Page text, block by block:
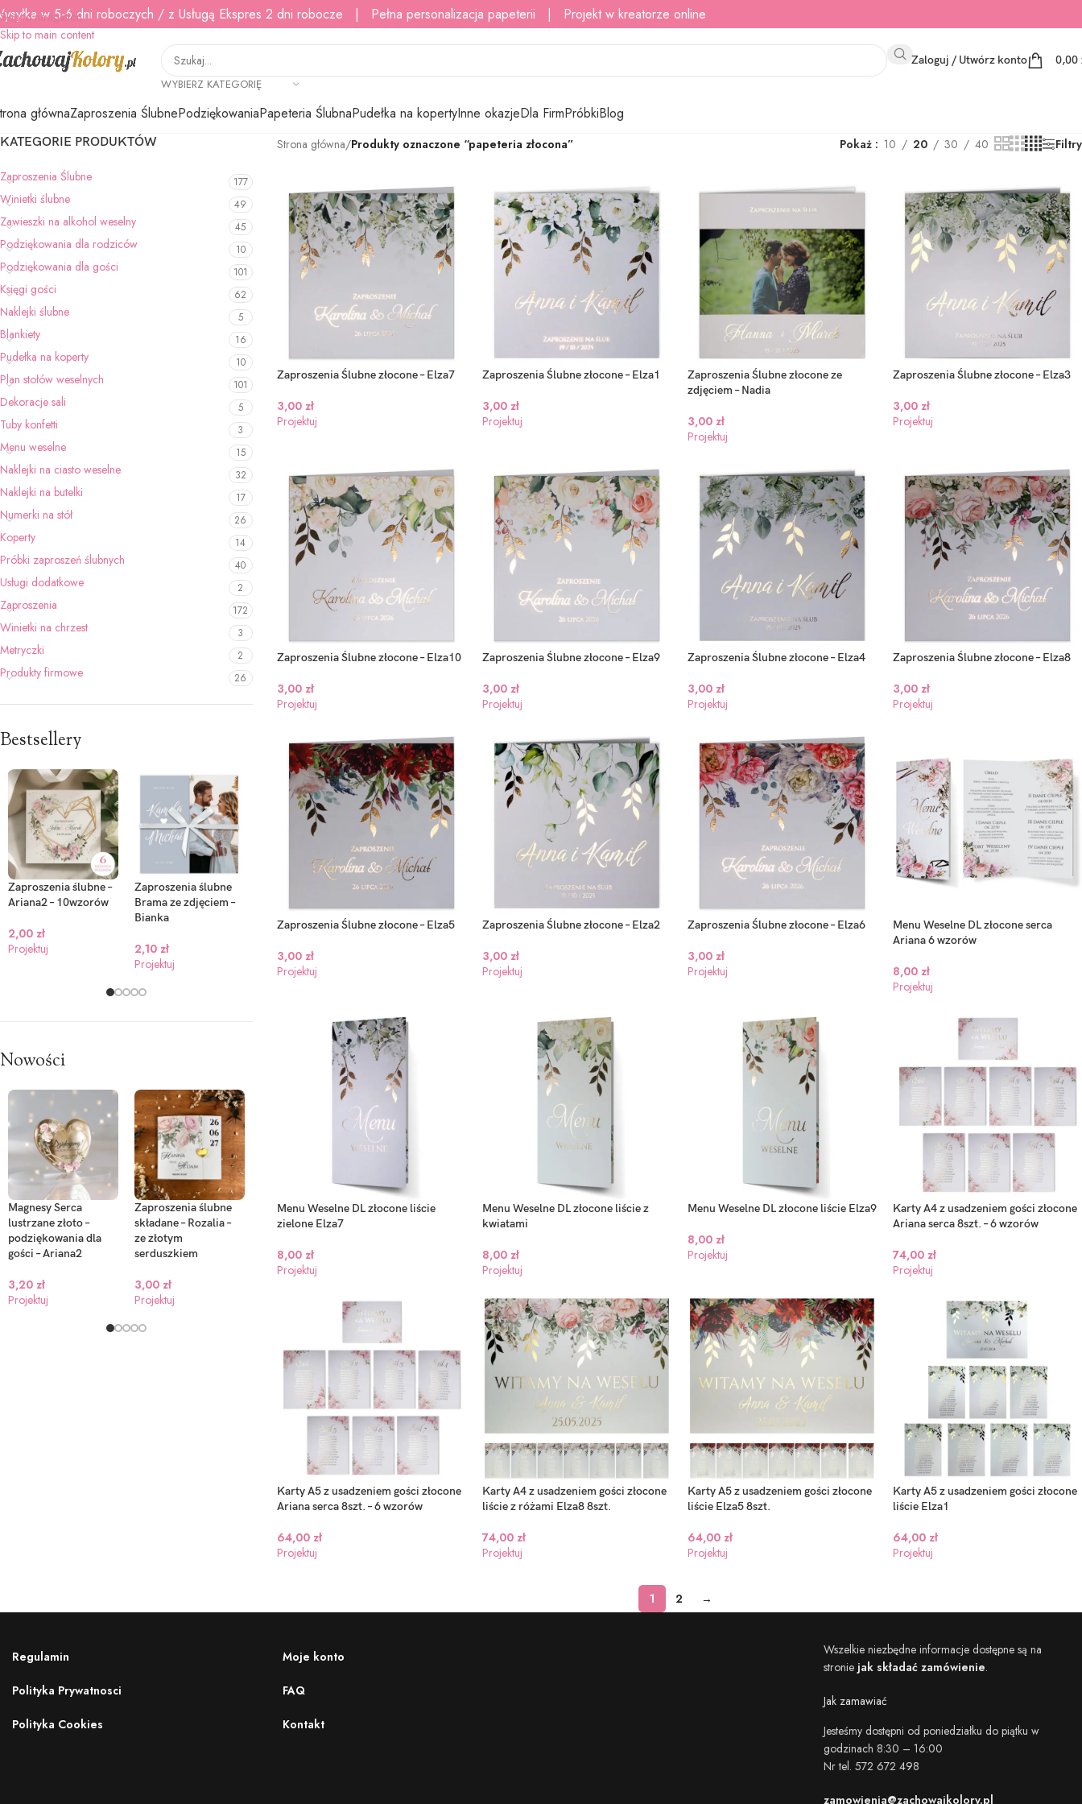
Skip to navigation
Skip to main content
w 5-6 dni roboczych / z Usługą Ekspres 2 dni robocze | Pełna personalizacja papeterii | Projekt w kreatorze online
WYBIERZ KATEGORIĘ
Zaloguj / Utwórz konto 0,00
głównaZaproszenia ŚlubnePodziękowaniaPapeteria ŚlubnaPudełka na kopertyInne okazjeDla FirmPróbkiBlog
KATEGORIE PRODUKTÓW
Zaproszenia Ślubne 177
Winietki ślubne 49
Zawieszki na alkohol weselny 45
Podziękowania dla rodziców 10
Podziękowania dla gości 101
Księgi gości 62
Naklejki ślubne 5
Blankiety 16
Pudełka na koperty 10
Plan stołów weselnych 101
Dekoracje sali 5
Tuby konfetti 3
Menu weselne 15
Naklejki na ciasto weselne 32
Naklejki na butelki 17
Numerki na stół 26
Koperty 14
Próbki zaproszeń ślubnych 40
Usługi dodatkowe 2
Zaproszenia 172
Winietki na chrzest 3
Metryczki 2
Produkty firmowe 26
Bestsellery
Zaproszenia ślubne –
Ariana2 – 10wzorów
2,00 zł
Projektuj
Zaproszenia ślubne
Brama ze zdjęciem –
Bianka
2,10 zł
Projektuj
Zaproszenia Ślubne –
2,00zł
Projektuj
Zaproszenia ślubne –
2,00zł
Zaproszenia ślubne –
Ariana3 – 9wzorów
2,00zł
Projektuj
6 wzorów
Zaproszenia ślubne –
2,00zł
Zaproszenia Ślubne z
wzorów
2,00zł
Projektuj
3,00zł
Nowości
Magnesy Serca
lustrzane złoto –
podziękowania dla
gości – Ariana2
3,20 zł
Projektuj
Zaproszenia ślubne
składane – Rozalia –
ze złotym
serduszkiem
3,00 zł
Projektuj
Zaproszenia ślubne
Brama ze zdjęciem –
2,80zł
Winietka
Projektuj
Zaproszenia ślubne
składane – Luiza – 7
6,00
Akrylowe
ze zdjęciem
Numerki na stół z
Numerki na stół z
pleksi – okrągłe
9,00zł
Akrylowe
Zaproszenie
Projektuj
Strona główna/Produkty oznaczone “papeteria złocona” Pokaż 10 20 30 40 Filtry
Zaproszenia Ślubne złocone – Elza7
3,00 zł
Projektuj
Zaproszenia Ślubne złocone – Elza1
3,00 zł
Projektuj
Zaproszenia Ślubne złocone ze
zdjęciem – Nadia
3,00 zł
Projektuj
Zaproszenia Ślubne złocone – Elza3
3,00 zł
Projektuj
Zaproszenia Ślubne złocone – Elza10
3,00 zł
Projektuj
Zaproszenia Ślubne złocone – Elza9
3,00 zł
Projektuj
Zaproszenia Ślubne złocone – Elza4
3,00 zł
Projektuj
Zaproszenia Ślubne złocone – Elza8
3,00 zł
Projektuj
Zaproszenia Ślubne złocone – Elza5
3,00 zł
Projektuj
Zaproszenia Ślubne złocone – Elza2
3,00 zł
Projektuj
Zaproszenia Ślubne złocone – Elza6
3,00 zł
Projektuj
Menu Weselne DL złocone serca
Ariana 6 wzorów
8,00 zł
Projektuj
Menu Weselne DL złocone liście
zielone Elza7
8,00 zł
Projektuj
Menu Weselne DL złocone liście z
kwiatami
8,00 zł
Projektuj
Menu Weselne DL złocone liście Elza9
8,00 zł
Projektuj
Karty A4 z usadzeniem gości złocone
Ariana serca 8szt. – 6 wzorów
74,00 zł
Projektuj
Karty A5 z usadzeniem gości złocone
Ariana serca 8szt. – 6 wzorów
64,00 zł
Projektuj
Karty A4 z usadzeniem gości złocone
liście z różami Elza8 8szt.
74,00 zł
Projektuj
Karty A5 z usadzeniem gości złocone
liście Elza5 8szt.
64,00 zł
Projektuj
Karty A5 z usadzeniem gości złocone
liście Elza1
64,00 zł
Projektuj
1 2 →
Regulamin
Polityka Prywatnosci
Polityka Cookies
Moje konto
FAQ
Kontakt
Wszelkie niezbędne informacje dostępne są na
stronie jak składać zamówienie.
Jak zamawiać
Jesteśmy dostępni od poniedziałku do piątku w
godzinach 8:30 – 16:00
Nr tel. 572 672 498
zamowienia@zachowajkolory.pl